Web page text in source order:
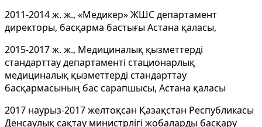
2011-2014 ж. ж., «Медикер» ЖШС департамент
директоры, басқарма бастығы Астана қаласы,
2015-2017 ж. ж., Медициналық қызметтерді
стандарттау департаменті стационарлық
медициналық қызметтерді стандарттау
басқармасының бас сарапшысы, Астана қаласы
2017 наурыз-2017 желтоқсан Қазақстан Республикасы
Денсаулық сақтау министрлігі жобаларды басқару